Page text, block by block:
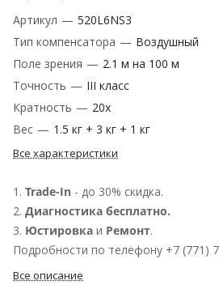
Артикул — 520L6NS3
Тип компенсатора — Воздушный
Поле зрения — 2.1 м на 100 м
Точность — III класс
Кратность — ‎20х
Вес — 1.5 кг + 3 кг + 1 кг
Все характеристики
1. Trade-In - до 30% скидка.
2. Диагностика бесплатно.
3. Юстировка и Ремонт.
Подробности по телефону +7 (771)
Все описание